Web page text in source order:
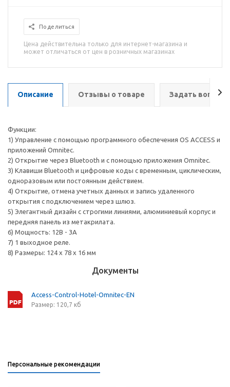
Поделиться
Цена действительна только для интернет-магазина и
может отличаться от цен в розничных магазинах
Описание Отзывы о товаре Задать вопрос
Функции:
1) Управление с помощью программного обеспечения OS ACCESS и
приложений Omnitec.
2) Открытие через Bluetooth и с помощью приложения Omnitec.
3) Клавиши Bluetooth и цифровые коды с временным, циклическим,
одноразовым или постоянным действием.
4) Открытие, отмена учетных данных и запись удаленного
открытия с подключением через шлюз.
5) Элегантный дизайн с строгими линиями, алюминиевый корпус и
передняя панель из метакрилата.
6) Мощность: 12В - 3А
7) 1 выходное реле.
8) Размеры: 124 x 78 x 16 мм
Документы
Access-Control-Hotel-Omnitec-EN
Размер: 120,7 кб
Персональные рекомендации